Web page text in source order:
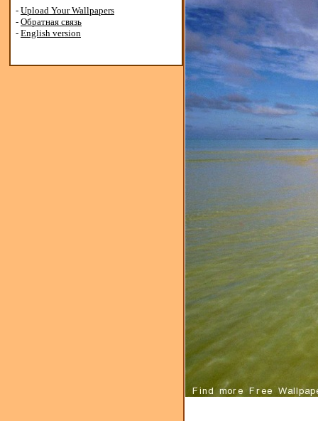
- Upload Your Wallpapers
- Обратная связь
- English version